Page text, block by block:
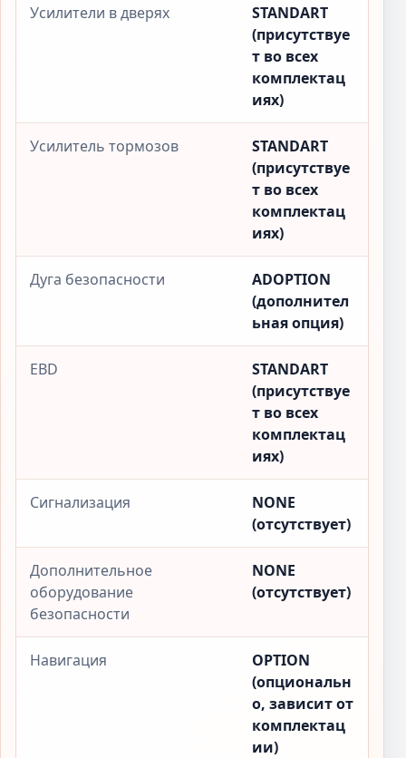
Усилители в дверях
STANDART
(присутствуе
т во всех
комплектац
иях)
Усилитель тормозов
STANDART
(присутствуе
т во всех
комплектац
иях)
Дуга безопасности
ADOPTION
(дополнител
ьная опция)
EBD
STANDART
(присутствуе
т во всех
комплектац
иях)
Сигнализация
NONE
(отсутствует)
Дополнительное
оборудование
безопасности
NONE
(отсутствует)
Навигация
OPTION
(опциональн
о, зависит от
комплектац
ии)